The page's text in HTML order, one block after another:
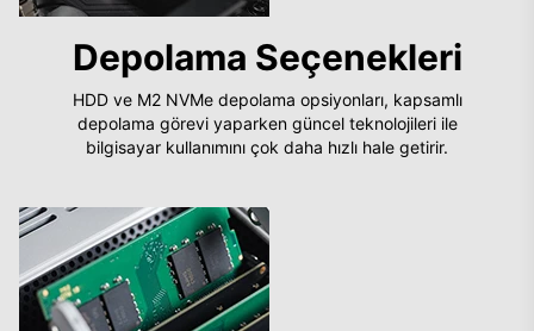
Depolama Seçenekleri
HDD ve M2 NVMe depolama opsiyonları, kapsamlı
depolama görevi yaparken güncel teknolojileri ile
bilgisayar kullanımını çok daha hızlı hale getirir.